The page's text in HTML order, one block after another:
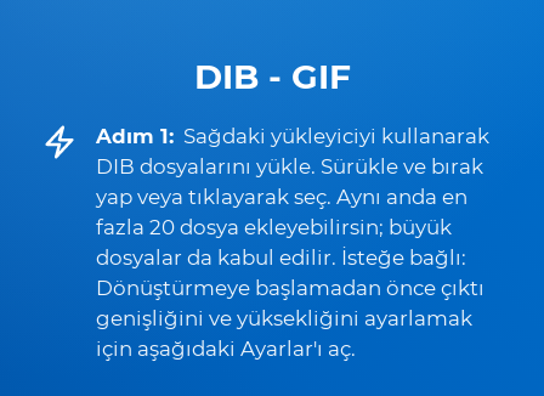
DIB - GIF
Adım 1: Sağdaki yükleyiciyi kullanarak
DIB dosyalarını yükle. Sürükle ve bırak
yap veya tıklayarak seç. Aynı anda en
fazla 20 dosya ekleyebilirsin; büyük
dosyalar da kabul edilir. İsteğe bağlı:
Dönüştürmeye başlamadan önce çıktı
genişliğini ve yüksekliğini ayarlamak
için aşağıdaki Ayarlar'ı aç.